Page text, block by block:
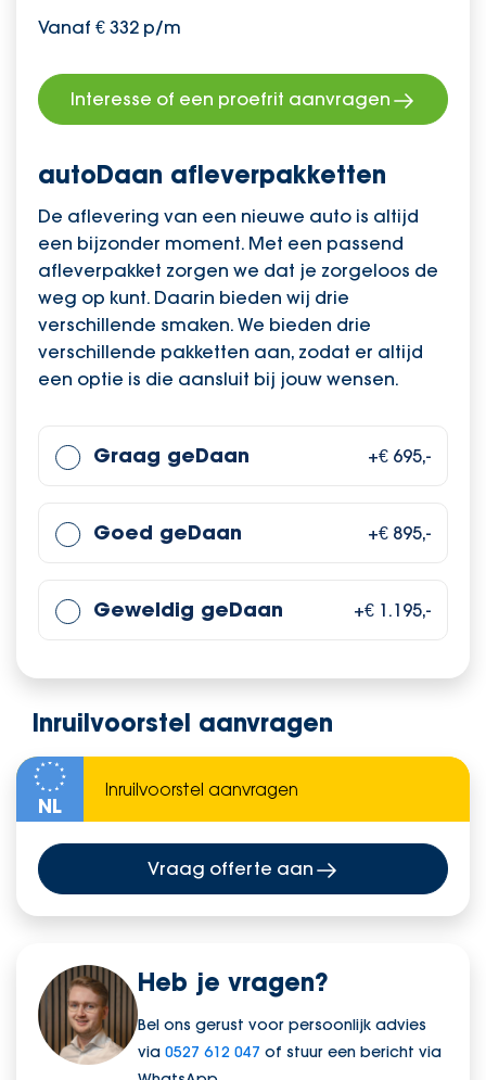
Vanaf € 332 p/m
Interesse of een proefrit aanvragen
autoDaan afleverpakketten
De aflevering van een nieuwe auto is altijd
een bijzonder moment. Met een passend
afleverpakket zorgen we dat je zorgeloos de
weg op kunt. Daarin bieden wij drie
verschillende smaken. We bieden drie
verschillende pakketten aan, zodat er altijd
een optie is die aansluit bij jouw wensen.
Graag geDaan +€ 695,-
Goed geDaan +€ 895,-
Geweldig geDaan +€ 1.195,-
Inruilvoorstel aanvragen
NL
Vraag offerte aan
Heb je vragen?
Bel ons gerust voor persoonlijk advies
via 0527 612 047 of stuur een bericht via